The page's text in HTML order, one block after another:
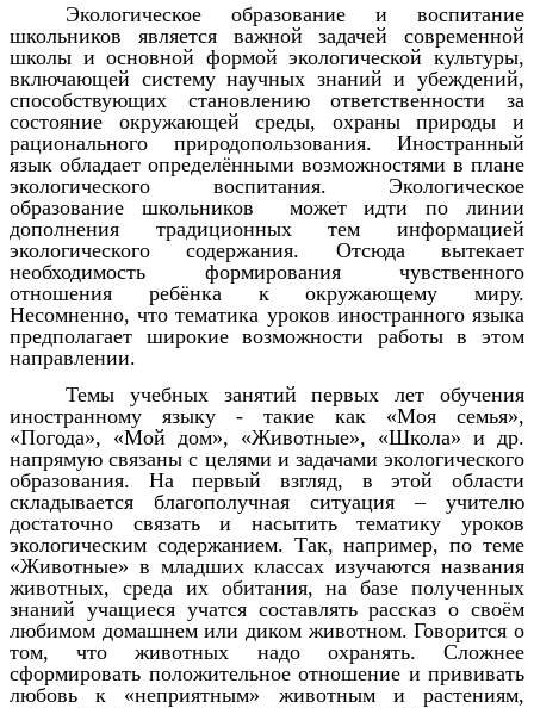
Экологическое образование и воспитание
школьников является важной задачей современной
школы и основной формой экологической культуры,
включающей систему научных знаний и убеждений,
способствующих становлению ответственности за
состояние окружающей среды, охраны природы и
рационального природопользования. Иностранный
язык обладает определёнными возможностями в плане
экологического воспитания. Экологическое
образование школьников может идти по линии
дополнения традиционных тем информацией
экологического содержания. Отсюда вытекает
необходимость формирования чувственного
отношения ребёнка к окружающему миру.
Несомненно, что тематика уроков иностранного языка
предполагает широкие возможности работы в этом
направлении.
Темы учебных занятий первых лет обучения
иностранному языку - такие как «Моя семья»,
«Погода», «Мой дом», «Животные», «Школа» и др.
напрямую связаны с целями и задачами экологического
образования. На первый взгляд, в этой области
складывается благополучная ситуация – учителю
достаточно связать и насытить тематику уроков
экологическим содержанием. Так, например, по теме
«Животные» в младших классах изучаются названия
животных, среда их обитания, на базе полученных
знаний учащиеся учатся составлять рассказ о своём
любимом домашнем или диком животном. Говорится о
том, что животных надо охранять. Сложнее
сформировать положительное отношение и прививать
любовь к «неприятным» животным и растениям,